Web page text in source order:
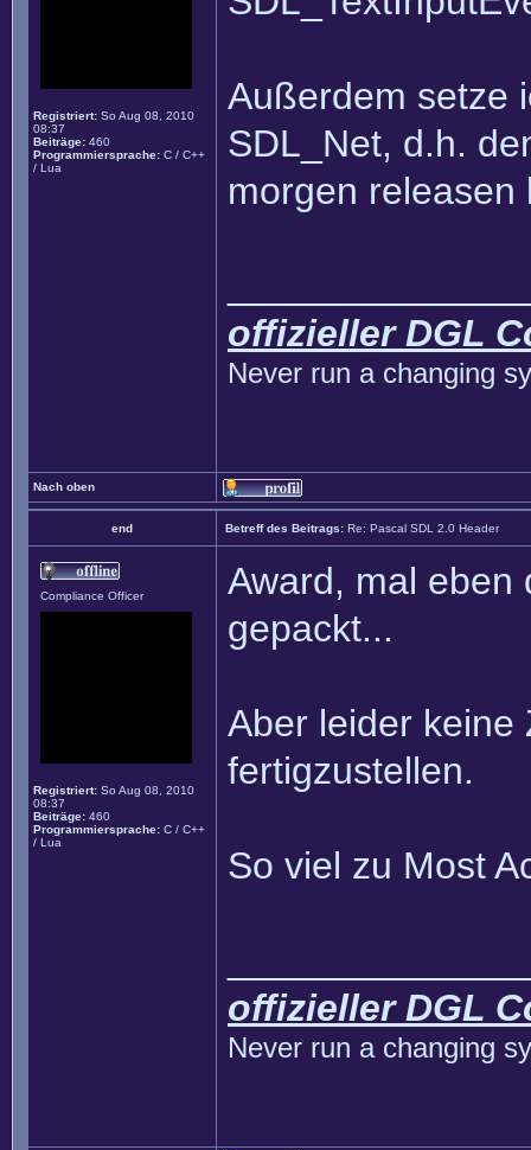
Registriert: So Aug 08, 2010
08:37
Beiträge: 460
Programmiersprache: C / C++
/ Lua
Außerdem setze
SDL_Net, d.h.
morgen releasen
offizieller DGL
Never run a changing
Nach oben
end Betreff des Beitrags: Re: Pascal SDL 2.0 Header
Compliance Officer
Registriert: So Aug 08, 2010
08:37
Beiträge: 460
Programmiersprache: C / C++
/ Lua
Award, mal eben
gepackt...
Aber leider keine
fertigzustellen.
So viel zu Most
offizieller DGL
Never run a changing